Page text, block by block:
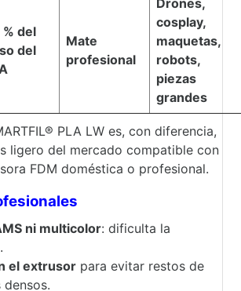
del
del
Mate
profesional
cosplay,
maquetas,
robots,
piezas
grandes
PLA LW es, con diferencia,
ligero del mercado compatible con
FDM doméstica o profesional.
ni multicolor: dificulta la
el extrusor para evitar restos de
densos.